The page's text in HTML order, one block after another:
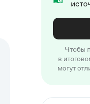
Чтобы
в
могут